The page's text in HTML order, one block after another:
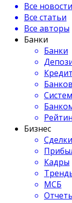
Все новости
Все статьи
Все авторы
Банки
Банки
Бизнес
Сделки
Кадры
МСБ